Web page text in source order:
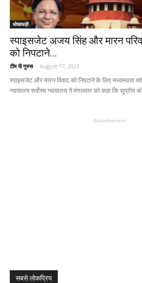
धोखाधड़ी
स्पाइसजेट अजय सिंह और मारन
को निपटाने...
टीम पी गुरुस - August 17, 2022
स्पाइसजेट और मारन विवाद को निपटाने के लिए मध्यस्थता
न्यायालय सर्वोच्च न्यायालय ने मंगलवार को कहा कि सुप्रीम
- Advertisement -
सबसे लोकप्रिय